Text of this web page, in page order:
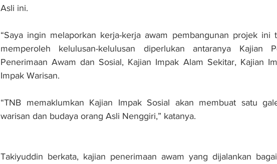
Asli ini.
“Saya ingin melaporkan kerja-kerja awam pembangunan projek ini
memperoleh kelulusan-kelulusan diperlukan antaranya Kajian
Penerimaan Awam dan Sosial, Kajian Impak Alam Sekitar, Kajian
Impak Warisan.
“TNB memaklumkan Kajian Impak Sosial akan membuat satu
warisan dan budaya orang Asli Nenggiri,” katanya.
Takiyuddin berkata, kajian penerimaan awam yang dijalankan